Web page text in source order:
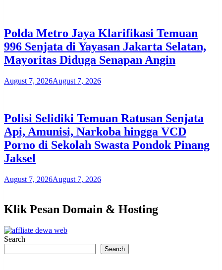
Polda Metro Jaya Klarifikasi Temuan
996 Senjata di Yayasan Jakarta Selatan,
Mayoritas Diduga Senapan Angin
August 7, 2026August 7, 2026
Polisi Selidiki Temuan Ratusan Senjata
Api, Amunisi, Narkoba hingga VCD
Porno di Sekolah Swasta Pondok Pinang
Jaksel
August 7, 2026August 7, 2026
Klik Pesan Domain & Hosting
Search
Search